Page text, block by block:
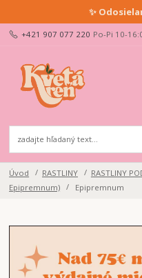
✨
+421 907 077 220 Po-Pi 10-
Úvod RASTLINY RASTLINY
Epipremnum)
Epipremnum